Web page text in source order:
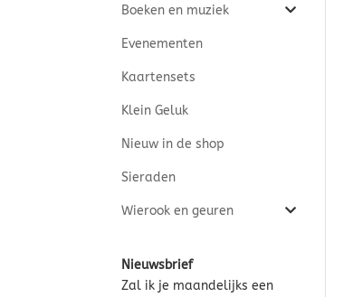
Boeken en muziek
Evenementen
Kaartensets
Klein Geluk
Nieuw in de shop
Sieraden
Wierook en geuren
Nieuwsbrief
Zal ik je maandelijks een